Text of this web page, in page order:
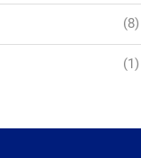
(8)
(1)